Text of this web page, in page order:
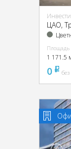
ЦАО,
Площадь
1 171.5
0 pуб